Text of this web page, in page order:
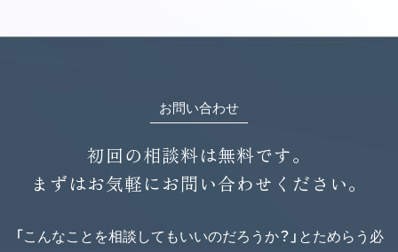
お問い合わせ
初回の相談料は無料です。
まずはお気軽にお問い合わせください。
「こんなことを相談してもいいのだろうか？」とためらう必